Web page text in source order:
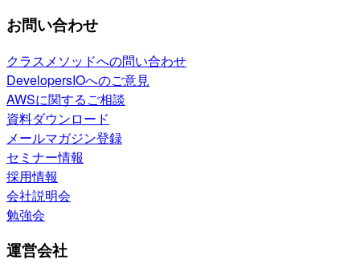
お問い合わせ
クラスメソッドへの問い合わせ
DevelopersIOへのご意見
AWSに関するご相談
資料ダウンロード
メールマガジン登録
セミナー情報
採用情報
会社説明会
勉強会
運営会社